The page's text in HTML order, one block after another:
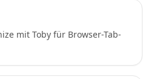
mit Toby für Browser-Tab-